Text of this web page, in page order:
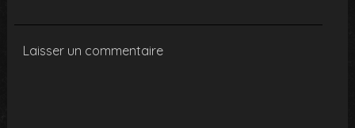
Laisser un commentaire